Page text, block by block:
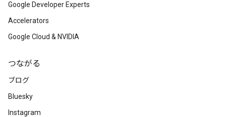
Google Developer Experts
Accelerators
Google Cloud & NVIDIA
つながる
ブログ
Bluesky
Instagram